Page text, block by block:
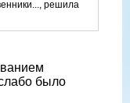
решила
было